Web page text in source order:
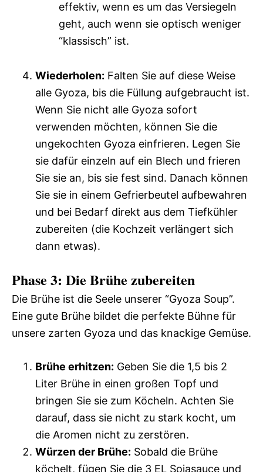
effektiv, wenn es um das Versiegeln
geht, auch wenn sie optisch weniger
“klassisch” ist.
Wiederholen: Falten Sie auf diese Weise
alle Gyoza, bis die Füllung aufgebraucht ist.
Wenn Sie nicht alle Gyoza sofort
verwenden möchten, können Sie die
ungekochten Gyoza einfrieren. Legen Sie
sie dafür einzeln auf ein Blech und frieren
Sie sie an, bis sie fest sind. Danach können
Sie sie in einem Gefrierbeutel aufbewahren
und bei Bedarf direkt aus dem Tiefkühler
zubereiten (die Kochzeit verlängert sich
dann etwas).
Phase 3: Die Brühe zubereiten
Die Brühe ist die Seele unserer “Gyoza Soup”.
Eine gute Brühe bildet die perfekte Bühne für
unsere zarten Gyoza und das knackige Gemüse.
Brühe erhitzen: Geben Sie die 1,5 bis 2
Liter Brühe in einen großen Topf und
bringen Sie sie zum Köcheln. Achten Sie
darauf, dass sie nicht zu stark kocht, um
die Aromen nicht zu zerstören.
Würzen der Brühe: Sobald die Brühe
köchelt, fügen Sie die 3 EL Sojasauce und